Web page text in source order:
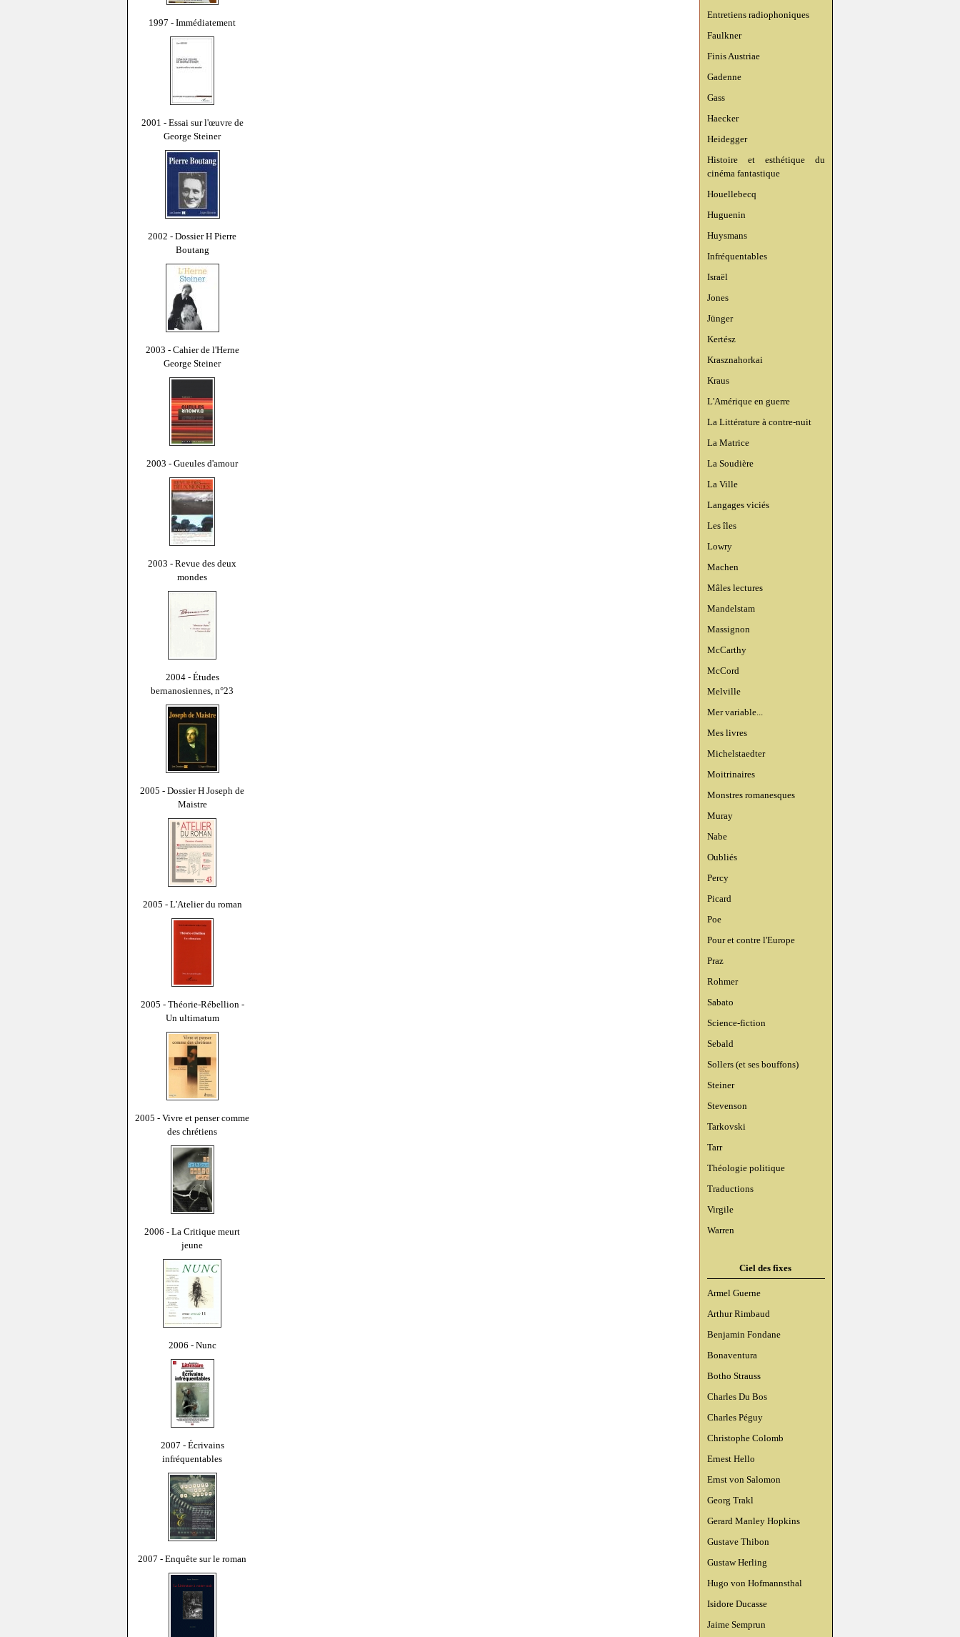
1997 - Immédiatement
2001 - Essai sur l'œuvre de
George Steiner
2002 - Dossier H Pierre
Boutang
2003 - Cahier de l'Herne
George Steiner
2003 - Gueules d'amour
2003 - Revue des deux
mondes
2004 - Études
bernanosiennes, n°23
2005 - Dossier H Joseph de
Maistre
2005 - L'Atelier du roman
2005 - Théorie-Rébellion -
Un ultimatum
2005 - Vivre et penser comme
des chrétiens
2006 - La Critique meurt
jeune
2006 - Nunc
2007 - Écrivains
infréquentables
2007 - Enquête sur le roman
Entretiens radiophoniques
Faulkner
Finis Austriae
Gadenne
Gass
Haecker
Heidegger
Histoire et esthétique du
cinéma fantastique
Houellebecq
Huguenin
Huysmans
Infréquentables
Israël
Jones
Jünger
Kertész
Krasznahorkai
Kraus
L'Amérique en guerre
La Littérature à contre-nuit
La Matrice
La Soudière
La Ville
Langages viciés
Les îles
Lowry
Machen
Mâles lectures
Mandelstam
Massignon
McCarthy
McCord
Melville
Mer variable...
Mes livres
Michelstaedter
Moitrinaires
Monstres romanesques
Muray
Nabe
Oubliés
Percy
Picard
Poe
Pour et contre l'Europe
Praz
Rohmer
Sabato
Science-fiction
Sebald
Sollers (et ses bouffons)
Steiner
Stevenson
Tarkovski
Tarr
Théologie politique
Traductions
Virgile
Warren
Ciel des fixes
Armel Guerne
Arthur Rimbaud
Benjamin Fondane
Bonaventura
Botho Strauss
Charles Du Bos
Charles Péguy
Christophe Colomb
Ernest Hello
Ernst von Salomon
Georg Trakl
Gerard Manley Hopkins
Gustave Thibon
Gustaw Herling
Hugo von Hofmannsthal
Isidore Ducasse
Jaime Semprun